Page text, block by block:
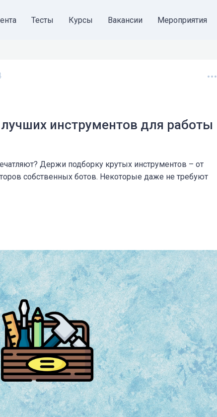
Тесты Курсы Вакансии Мероприятия
инструментов для работы
Держи подборку крутых инструментов – от
собственных ботов. Некоторые даже не требуют